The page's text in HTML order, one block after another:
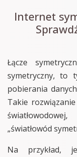
Internet
Łącze
symetryczny, to
pobierania
Takie
„światłowód
Na przykład,